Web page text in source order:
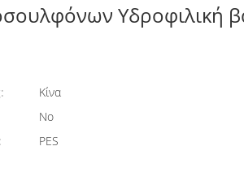
Υδροφιλική
Κίνα
No
PES